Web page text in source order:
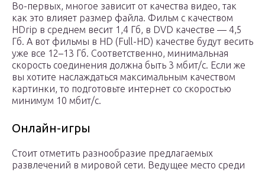
Во-первых, многое зависит от качества видео, так
как это влияет размер файла. Фильм с качеством
HDrip в среднем весит 1,4 Гб, в DVD качестве — 4,5
Гб. А вот фильмы в HD (Full-HD) качестве будут весить
уже все 12–13 Гб. Соответственно, минимальная
скорость соединения должна быть 3 мбит/с. Если же
вы хотите наслаждаться максимальным качеством
картинки, то подготовьте интернет со скоростью
минимум 10 мбит/с.
Онлайн-игры
Стоит отметить разнообразие предлагаемых
развлечений в мировой сети. Ведущее место среди